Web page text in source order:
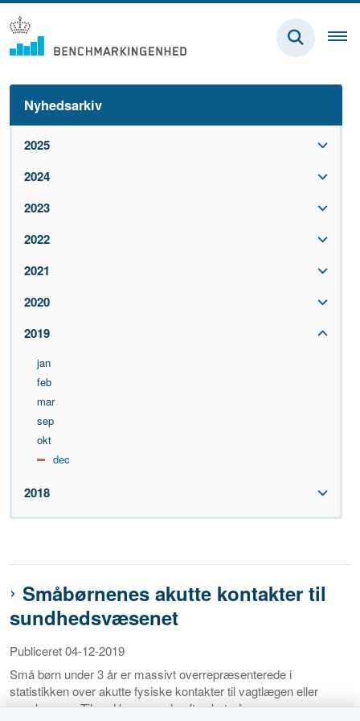
Nyhedsarkiv
2025
2024
2023
2022
2021
2020
2019
jan
feb
mar
sep
okt
dec
2018
Småbørnenes akutte kontakter til
sundhedsvæsenet
Publiceret 04-12-2019
Små børn under 3 år er massivt overrepræsenterede i
statistikken over akutte fysiske kontakter til vagtlægen eller
sygehusene. Tilmed kommer de ofte akut på syg...